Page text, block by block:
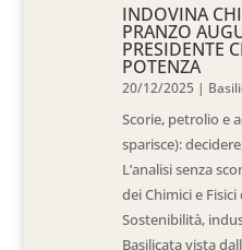
INDOVINA
PRANZO
PRESIDENTE
POTENZA
20/12/2025 |
Scorie, petrolio e
sparisce):
L’analisi senza
dei Chimici e
Sostenibilità,
Basilicata vista